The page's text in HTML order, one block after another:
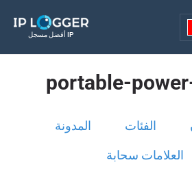
أفضل مسجل IP
portable-
المدونة الفئات
العلامات سحابة